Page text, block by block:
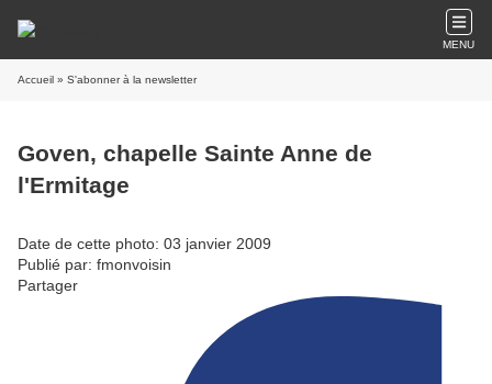
MENU
Accueil » S'abonner à la newsletter
Goven, chapelle Sainte Anne de
l'Ermitage
Date de cette photo: 03 janvier 2009
Publié par: fmonvoisin
Partager